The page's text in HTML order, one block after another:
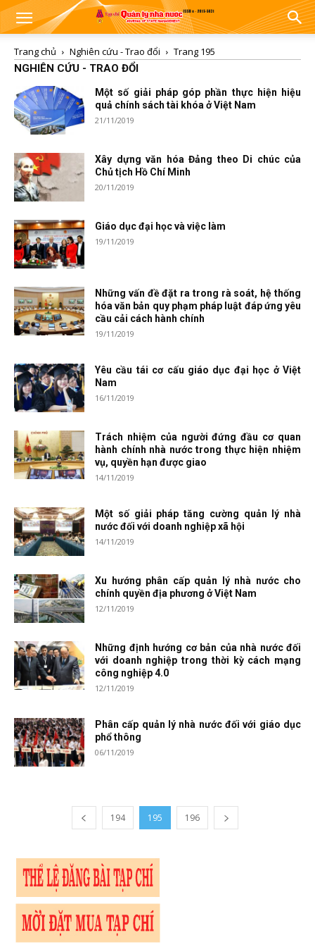
Trang chủ Nghiên cứu - Trao đổi
Trang 195
NGHIÊN CỨU - TRAO ĐỔI
Một số giải pháp góp phần thực hiện hiệu
quả chính sách tài khóa ở Việt Nam
21/11/2019
Xây dựng văn hóa Đảng theo Di chúc của
Chủ tịch Hồ Chí Minh
20/11/2019
Giáo dục đại học và việc làm
19/11/2019
Những vấn đề đặt ra trong rà soát, hệ thống
hóa văn bản quy phạm pháp luật đáp ứng yêu
cầu cải cách hành chính
19/11/2019
Yêu cầu tái cơ cấu giáo dục đại học ở Việt
Nam
16/11/2019
Trách nhiệm của người đứng đầu cơ quan
hành chính nhà nước trong thực hiện nhiệm
vụ, quyền hạn được giao
14/11/2019
Một số giải pháp tăng cường quản lý nhà
nước đối với doanh nghiệp xã hội
14/11/2019
Xu hướng phân cấp quản lý nhà nước cho
chính quyền địa phương ở Việt Nam
12/11/2019
Những định hướng cơ bản của nhà nước đối
với doanh nghiệp trong thời kỳ cách mạng
công nghiệp 4.0
12/11/2019
Phân cấp quản lý nhà nước đối với giáo dục
phổ thông
06/11/2019
194 195 196